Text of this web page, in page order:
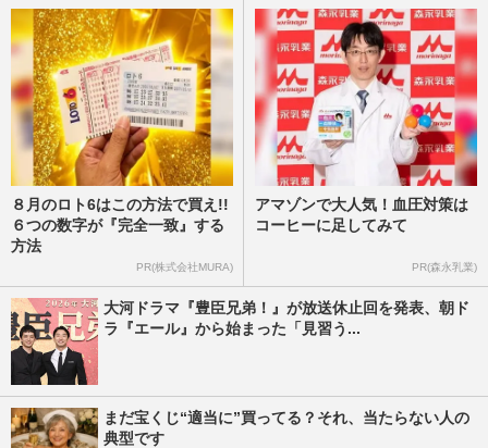
８月のロト6はこの方法で買え!!
６つの数字が『完全一致』する
方法
PR(株式会社MURA)
アマゾンで大人気！血圧対策は
コーヒーに足してみて
PR(森永乳業)
大河ドラマ『豊臣兄弟！』が放送休止回を発表、朝ド
ラ『エール』から始まった「見習う...
まだ宝くじ“適当に”買ってる？それ、当たらない人の
典型です